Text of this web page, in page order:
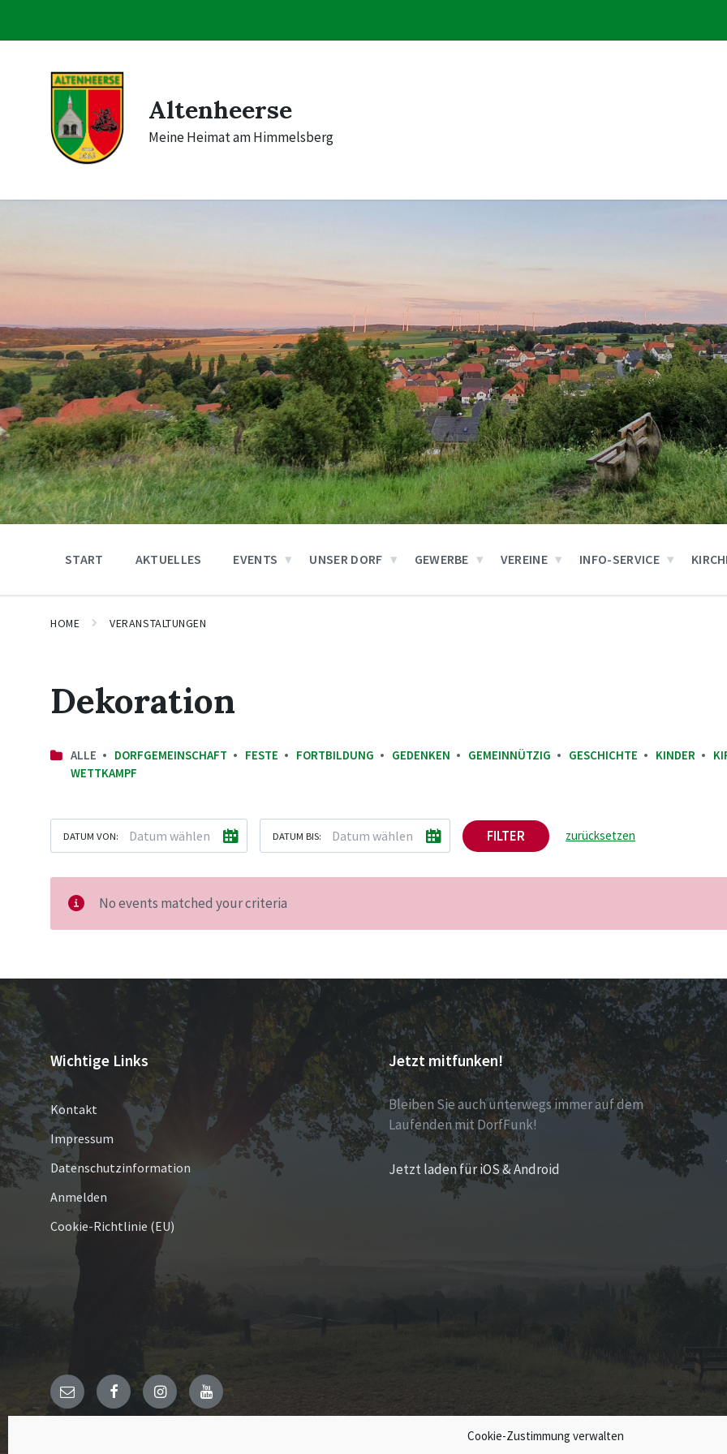
Cookie-Zustimmung verwalten
content
main
footer
Altenheerse
Meine Heimat am Himmelsberg
START AKTUELLES EVENTS UNSER DORF GEWERBE VEREINE INFO-SERVICE
HOME VERANSTALTUNGEN
Dekoration
ALLE DORFGEMEINSCHAFT FESTE FORTBILDUNG GEDENKEN GEMEINNÜTZIG GESCHICHTE KINDER
WETTKAMPF
DATUM VON: DATUM BIS: FILTER zurücksetzen
No events matched your criteria
Wichtige Links
Kontakt
Impressum
Datenschutzinformation
Anmelden
Cookie-Richtlinie (EU)
Jetzt mitfunken!
Bleiben Sie auch unterwegs immer auf dem
Laufenden mit DorfFunk!
Jetzt laden für iOS & Android
E- FacebookInstagramYouTube